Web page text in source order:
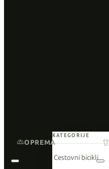
KATEGORIJE
Cestovni bicikli
OPREMA